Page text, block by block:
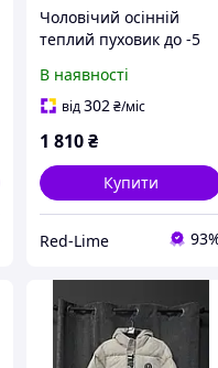
Чоловічий осінній
теплий пуховик до -5
Модна зимова куртка
для хлопця
В наявності
від302₴/міс
1 810₴
Купити
Red-Lime